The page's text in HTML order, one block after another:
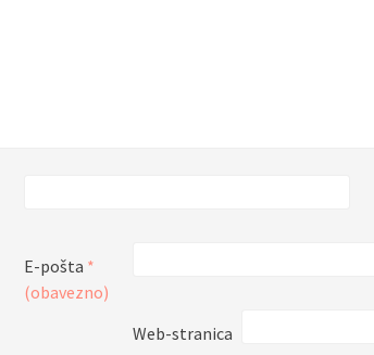
E-pošta *
(obavezno)
Web-stranica